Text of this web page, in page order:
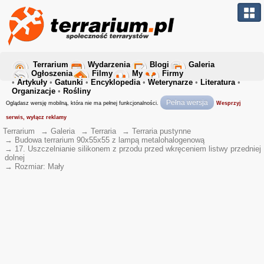
Terrarium Wydarzenia Blogi
Galeria
Ogłoszenia
Filmy My
Firmy
• Artykuły • Gatunki • Encyklopedia• Weterynarze • Literatura•
Organizacje • Rośliny
Oglądasz wersję mobilną, która nie ma pełnej funkcjonalności. Pełna wersja Wesprzyj
serwis, wyłącz reklamy
Terrarium → Galeria → Terraria → Terraria pustynne
→ Budowa terrarium 90x55x55 z lampą metalohalogenową
→ 17. Uszczelnianie silikonem z przodu przed wkręceniem listwy przedniej
dolnej
→ Rozmiar: Mały